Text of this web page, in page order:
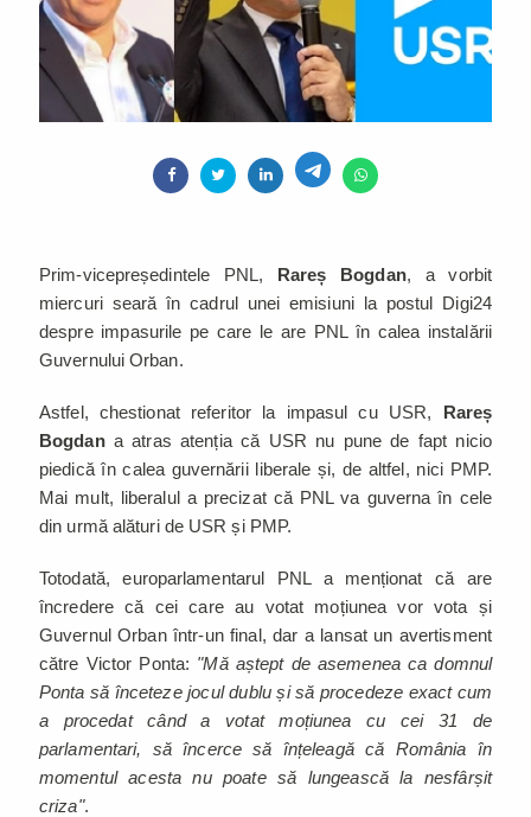
Prim-vicepreședintele PNL, Rareș Bogdan, a vorbit
miercuri seară în cadrul unei emisiuni la postul Digi24
despre impasurile pe care le are PNL în calea instalării
Guvernului Orban.
Astfel, chestionat referitor la impasul cu USR, Rareș
Bogdana atras atenția că USR nu pune de fapt nicio
piedică în calea guvernării liberale și, de altfel, nici PMP.
Mai mult, liberalul a precizat că PNL va guverna în cele
din urmă alături de USR și PMP.
Totodată, europarlamentarul PNL a menționat că are
încredere că cei care au votat moțiunea vor vota și
Guvernul Orban într-un final, dar a lansat un avertisment
către Victor Ponta: "Mă aștept de asemenea ca domnul
Ponta să înceteze jocul dublu și să procedeze exact cum
a procedat când a votat moțiunea cu cei 31 de
parlamentari, să încerce să înțeleagă că România în
momentul acesta nu poate să lungească la nesfârșit
criza".